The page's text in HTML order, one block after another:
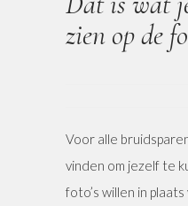
zien op de
Voor alle
vinden om jezelf te
foto’s willen in